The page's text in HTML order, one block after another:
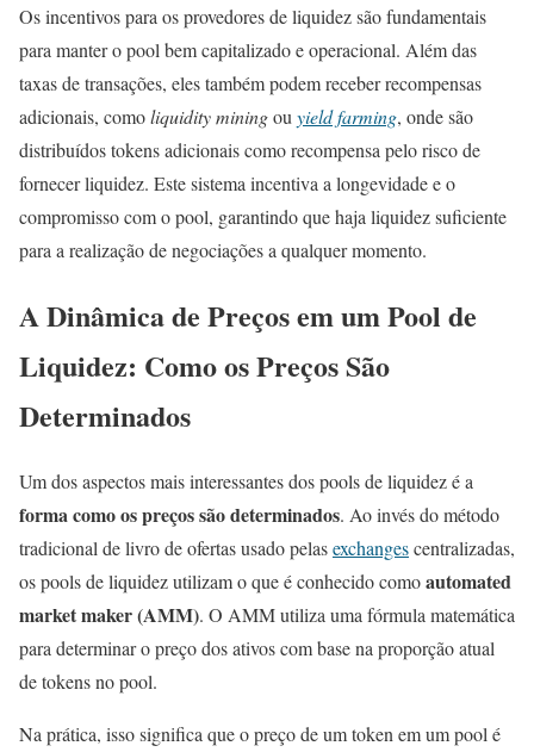
Os incentivos para os provedores de liquidez são fundamentais
para manter o pool bem capitalizado e operacional. Além das
taxas de transações, eles também podem receber recompensas
adicionais, comoliquidity miningou yield farming, onde são
distribuídos tokens adicionais como recompensa pelo risco de
fornecer liquidez. Este sistema incentiva a longevidade e o
compromisso com o pool, garantindo que haja liquidez suficiente
para a realização de negociações a qualquer momento.
A Dinâmica de Preços em um Pool de
Liquidez: Como os Preços São
Determinados
Um dos aspectos mais interessantes dos pools de liquidez é a
forma como os preços são determinados. Ao invés do método
tradicional de livro de ofertas usado pelasexchangescentralizadas,
os pools de liquidez utilizam o que é conhecido comoautomated
market maker (AMM). O AMM utiliza uma fórmula matemática
para determinar o preço dos ativos com base na proporção atual
de tokens no pool.
Na prática, isso significa que o preço de um token em um pool é